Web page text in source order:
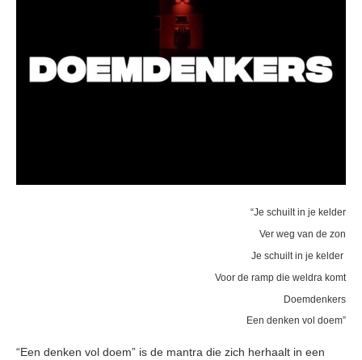
“Je schuilt in je kelder
Ver weg van de zon
Je schuilt in je kelder
Voor de ramp die weldra komt
Doemdenkers
Een denken vol doem”
“Een denken vol doem” is de mantra die zich herhaalt in een